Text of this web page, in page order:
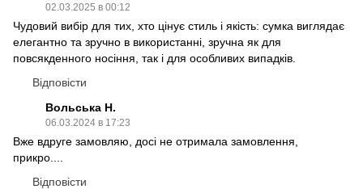
02.03.2025 в 00:12
Чудовий вибір для тих, хто цінує стиль і якість: сумка виглядає
елегантно та зручно в використанні, зручна як для
повсякденного носіння, так і для особливих випадків.
Відповісти
Вольська Н.
06.03.2024 в 17:23
Вже вдруге замовляю, досі не отримала замовлення,
прикро....
Відповісти